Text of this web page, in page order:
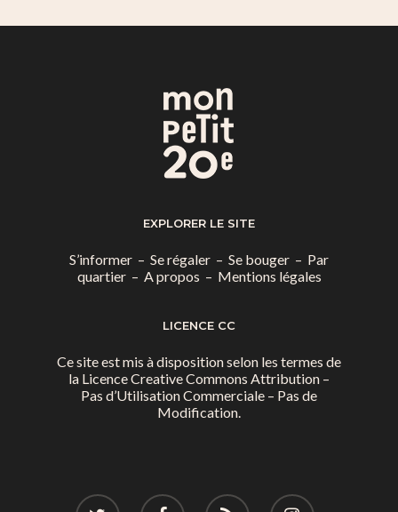
EXPLORER LE SITE
S’informer – Se régaler – Se bouger – Par
quartier– A propos – Mentions légales
LICENCE CC
Ce site est mis à disposition selon les termes de
la Licence Creative Commons Attribution –
Pas d’Utilisation Commerciale – Pas de
Modification.